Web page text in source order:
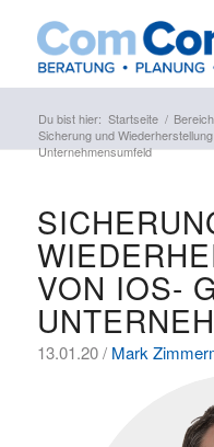
Du bist hier: Startseite / Bereich
Sicherung und
Unternehmensumfeld
VON IOS-
13.01.20 / Mark